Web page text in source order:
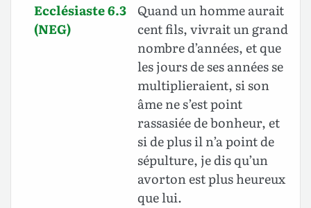
Ecclésiaste 6.3
(NEG)
Quand un homme aurait
cent fils, vivrait un grand
nombre d’années, et que
les jours de ses années se
multiplieraient, si son
âme ne s’est point
rassasiée de bonheur, et
si de plus il n’a point de
sépulture, je dis qu’un
avorton est plus heureux
que lui.